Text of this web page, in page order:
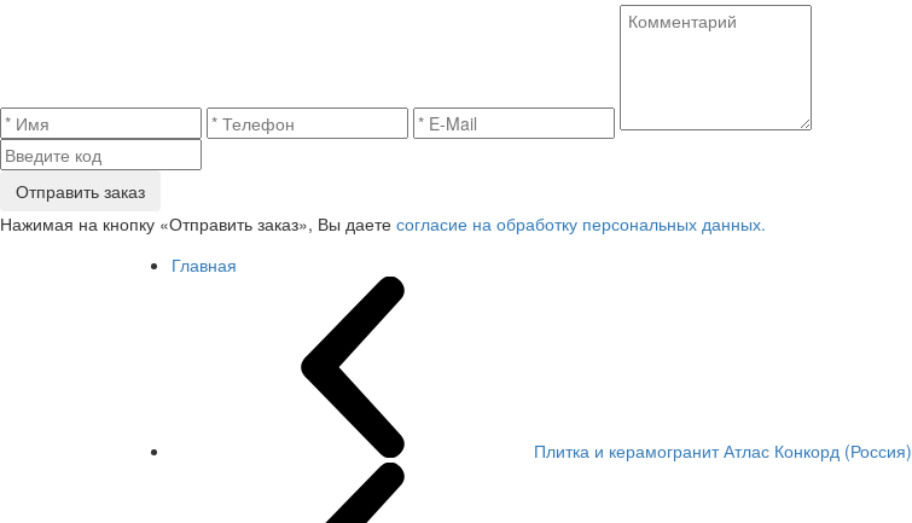
Отправить заказ
Нажимая на кнопку «Отправить заказ», Вы даете согласие на обработку персональных данных.
Главная
Плитка и керамогранит Атлас Конкорд (Россия)